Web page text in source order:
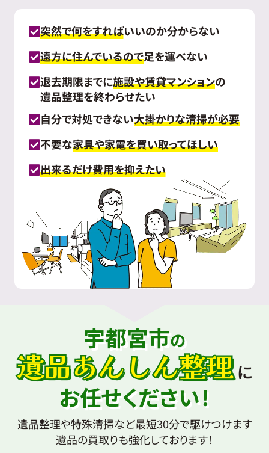
突然で何をすればいいのか分からない
遠方に住んでいるので足を運べない
退去期限までに施設や賃貸マンションの
遺品整理を終わらせたい
自分で対処できない大掛かりな清掃が必要
不要な家具や家電を買い取ってほしい
出来るだけ費用を抑えたい
宇都宮市の
遺品あんしん整理 に
お任せください！
遺品整理や特殊清掃など最短30分で駆けつけます
遺品の買取りも強化しております！